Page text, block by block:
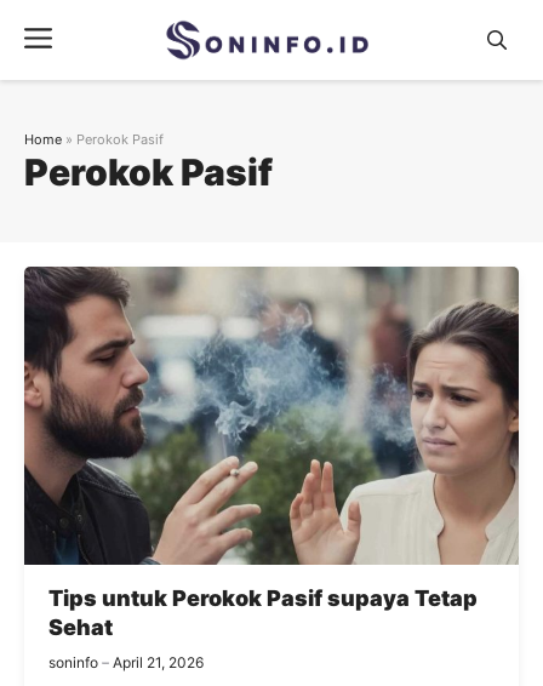
content
Menu
Perokok Pasif
Home » Perokok Pasif
Tips untuk Perokok Pasif supaya Tetap
Sehat
soninfo April 21, 2026